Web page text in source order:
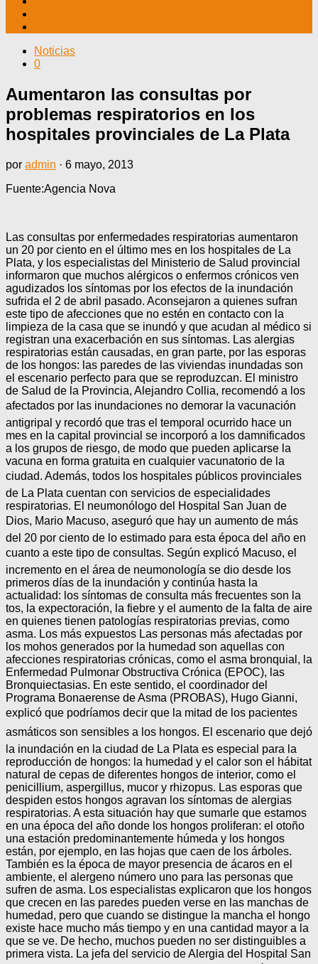
Noticias
0
Aumentaron las consultas por
problemas respiratorios en los
hospitales provinciales de La Plata
por admin · 6 mayo, 2013
Fuente:Agencia Nova
Las consultas por enfermedades respiratorias aumentaron
un 20 por ciento en el último mes en los hospitales de La
Plata, y los especialistas del Ministerio de Salud provincial
informaron que muchos alérgicos o enfermos crónicos ven
agudizados los síntomas por los efectos de la inundación
sufrida el 2 de abril pasado. Aconsejaron a quienes sufran
este tipo de afecciones que no estén en contacto con la
limpieza de la casa que se inundó y que acudan al médico si
registran una exacerbación en sus síntomas. Las alergias
respiratorias están causadas, en gran parte, por las esporas
de los hongos: las paredes de las viviendas inundadas son
el escenario perfecto para que se reproduzcan. El ministro
de Salud de la Provincia, Alejandro Collia, recomendó a los
afectados por las inundaciones no demorar la vacunación
antigripal y recordó que tras el temporal ocurrido hace un
mes en la capital provincial se incorporó a los damnificados
a los grupos de riesgo, de modo que pueden aplicarse la
vacuna en forma gratuita en cualquier vacunatorio de la
ciudad. Además, todos los hospitales públicos provinciales
de La Plata cuentan con servicios de especialidades
respiratorias. El neumonólogo del Hospital San Juan de
Dios, Mario Macuso, aseguró que hay un aumento de más
del 20 por ciento de lo estimado para esta época del año en
cuanto a este tipo de consultas. Según explicó Macuso, el
incremento en el área de neumonología se dio desde los
primeros días de la inundación y continúa hasta la
actualidad: los síntomas de consulta más frecuentes son la
tos, la expectoración, la fiebre y el aumento de la falta de aire
en quienes tienen patologías respiratorias previas, como
asma. Los más expuestos Las personas más afectadas por
los mohos generados por la humedad son aquellas con
afecciones respiratorias crónicas, como el asma bronquial, la
Enfermedad Pulmonar Obstructiva Crónica (EPOC), las
Bronquiectasias. En este sentido, el coordinador del
Programa Bonaerense de Asma (PROBAS), Hugo Gianni,
explicó que podríamos decir que la mitad de los pacientes
asmáticos son sensibles a los hongos. El escenario que dejó
la inundación en la ciudad de La Plata es especial para la
reproducción de hongos: la humedad y el calor son el hábitat
natural de cepas de diferentes hongos de interior, como el
penicillium, aspergillus, mucor y rhizopus. Las esporas que
despiden estos hongos agravan los síntomas de alergias
respiratorias. A esta situación hay que sumarle que estamos
en una época del año donde los hongos proliferan: el otoño
una estación predominantemente húmeda y los hongos
están, por ejemplo, en las hojas que caen de los árboles.
También es la época de mayor presencia de ácaros en el
ambiente, el alergeno número uno para las personas que
sufren de asma. Los especialistas explicaron que los hongos
que crecen en las paredes pueden verse en las manchas de
humedad, pero que cuando se distingue la mancha el hongo
existe hace mucho más tiempo y en una cantidad mayor a la
que se ve. De hecho, muchos pueden no ser distinguibles a
primera vista. La jefa del servicio de Alergia del Hospital San